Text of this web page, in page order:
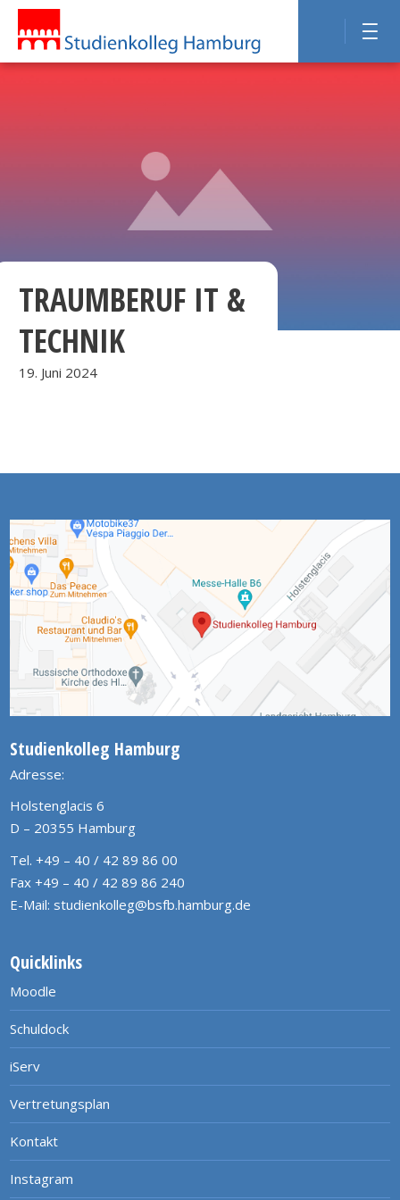
TRAUMBERUF IT &
TECHNIK
19. Juni 2024
Studienkolleg Hamburg
Adresse:
Holstenglacis 6
D – 20355 Hamburg
Tel. +49 – 40 / 42 89 86 00
Fax +49 – 40 / 42 89 86 240
E-Mail: studienkolleg@bsfb.hamburg.de
Quicklinks
Moodle
Schuldock
iServ
Vertretungsplan
Kontakt
Instagram